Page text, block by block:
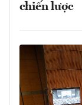
chiến lược